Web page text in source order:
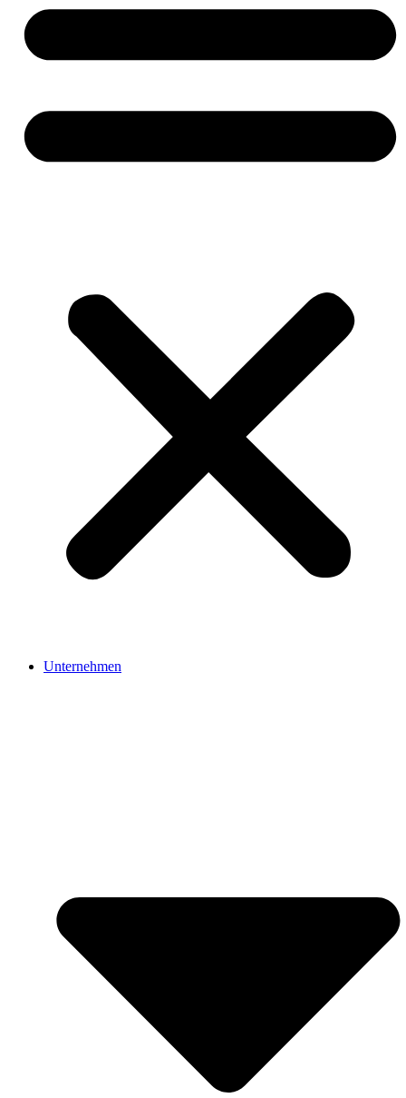
Unternehmen